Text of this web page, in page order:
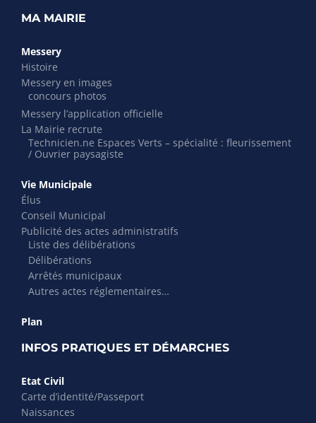
MA MAIRIE
Messery
Histoire
Messery en images
concours photos
Messery l’application officielle
La Mairie recrute
Technicien.ne Espaces Verts – spécialité : fleurissement
/ Ouvrier paysagiste
Vie Municipale
Élus
Conseil Municipal
Publicité des actes administratifs
Liste des délibérations
Délibérations
Arrêtés municipaux
Autres actes réglementaires…
Plan
INFOS PRATIQUES ET DÉMARCHES
Etat Civil
Carte d’identité/Passeport
Naissances